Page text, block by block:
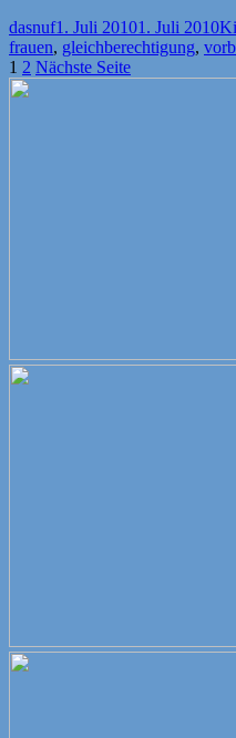
Autor
dasnufVeröffentlicht
am
1. Juli 20101. Juli 2010
frauen, gleichberechtigung,
der
Seite
1 Seite
2 Nächste Seite